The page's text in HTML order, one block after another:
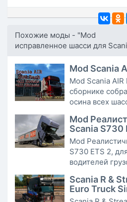
Похожие моды - "Mod
исправленное шасси для
Mod Scania
Mod Scania
сборнике
осина всех
Mod
Scania S730
Mod
S730 ETS 2,
водителей
Scania R &
Euro Truck